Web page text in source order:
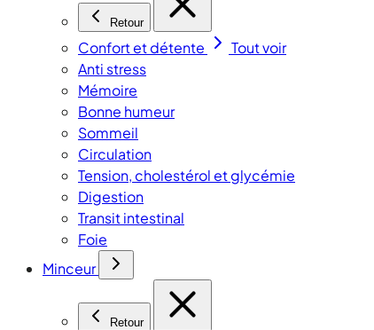
Retour
Confort et détente
Tout voir
Anti stress
Mémoire
Bonne humeur
Sommeil
Circulation
Tension, cholestérol et glycémie
Digestion
Transit intestinal
Foie
Minceur
Retour